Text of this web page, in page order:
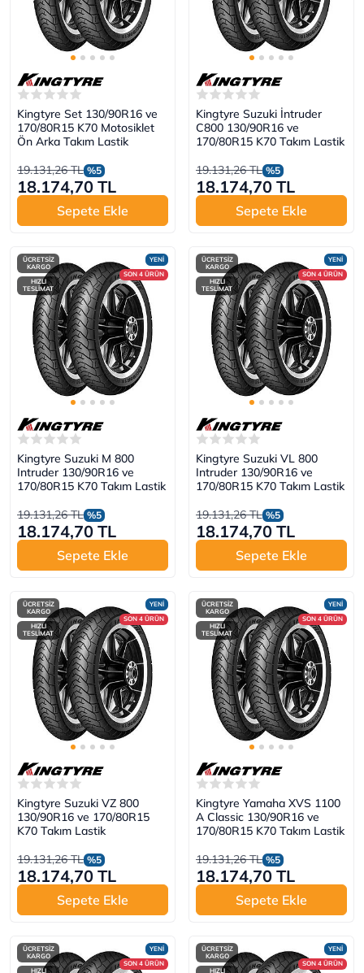
Kingtyre Set 130/90R16 ve
170/80R15 K70 Motosiklet
Ön Arka Takım Lastik
19.131,26 TL %5
18.174,70 TL
Sepete Ekle
Kingtyre Suzuki İntruder
C800 130/90R16 ve
170/80R15 K70 Takım Lastik
19.131,26 TL %5
18.174,70 TL
Sepete Ekle
YENİ
SON 4 ÜRÜN
ÜCRETSİZ
KARGO
HIZLI
TESLİMAT
Kingtyre Suzuki M 800
Intruder 130/90R16 ve
170/80R15 K70 Takım Lastik
19.131,26 TL %5
18.174,70 TL
Sepete Ekle
YENİ
SON 4 ÜRÜN
ÜCRETSİZ
KARGO
HIZLI
TESLİMAT
Kingtyre Suzuki VL 800
Intruder 130/90R16 ve
170/80R15 K70 Takım Lastik
19.131,26 TL %5
18.174,70 TL
Sepete Ekle
YENİ
SON 4 ÜRÜN
ÜCRETSİZ
KARGO
HIZLI
TESLİMAT
Kingtyre Suzuki VZ 800
130/90R16 ve 170/80R15
K70 Takım Lastik
19.131,26 TL %5
18.174,70 TL
Sepete Ekle
YENİ
SON 4 ÜRÜN
ÜCRETSİZ
KARGO
HIZLI
TESLİMAT
Kingtyre Yamaha XVS 1100
A Classic 130/90R16 ve
170/80R15 K70 Takım Lastik
19.131,26 TL %5
18.174,70 TL
Sepete Ekle
YENİ
SON 4 ÜRÜN
ÜCRETSİZ
KARGO
HIZLI
YENİ
SON 4 ÜRÜN
ÜCRETSİZ
KARGO
HIZLI